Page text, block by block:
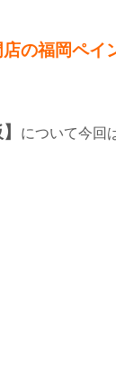
の福岡ペイ
について今回